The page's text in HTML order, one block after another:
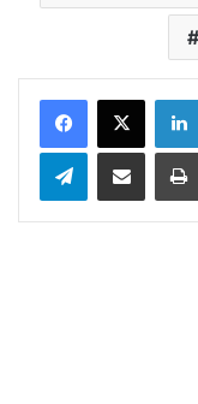
TelegramE-Posta ile paylaş